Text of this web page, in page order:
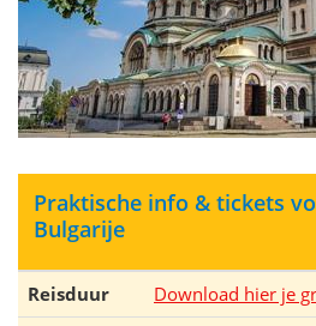
Praktische info & tickets
Bulgarije
Reisduur
Download hier je